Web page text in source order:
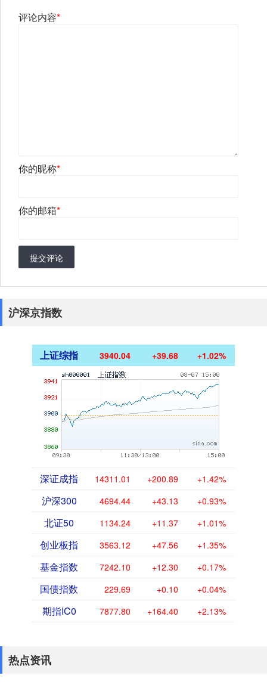
评论内容*
你的昵称*
你的邮箱*
提交评论
沪深京指数
上证综指 3940.04 +39.68 +1.02%
深证成指 14311.01 +200.89 +1.42%
沪深300 4694.44 +43.13 +0.93%
北证50 1134.24 +11.37 +1.01%
创业板指 3563.12 +47.56 +1.35%
基金指数 7242.10 +12.30 +0.17%
国债指数 229.69 +0.10 +0.04%
期指IC0 7877.80 +164.40 +2.13%
热点资讯